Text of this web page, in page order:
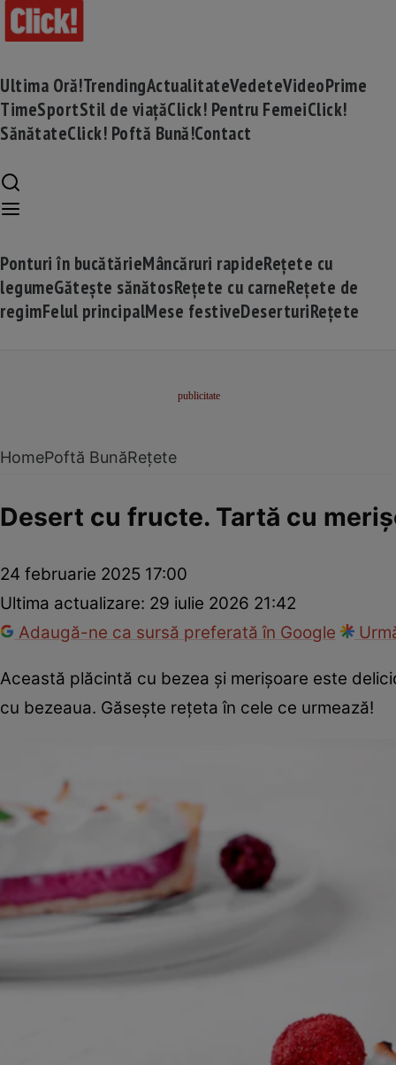
Ultima Oră!TrendingActualitateVedeteVideoPrime
TimeSportStil de viațăClick! Pentru FemeiClick!
SănătateClick! Poftă Bună!Contact
Ponturi în bucătărieMâncăruri rapideRețete cu
legumeGătește sănătosRețete cu carneRețete de
regimFelul principalMese festiveDeserturiRețete
HomePoftă BunăRețete
Desert cu fructe. Tartă cu
24 februarie 2025 17:00
Ultima actualizare: 29 iulie 2026 21:42
Adaugă-ne ca sursă preferată în Google
Această plăcintă cu bezea şi merişoare este
cu bezeaua. Găseşte reţeta în cele ce urmează!